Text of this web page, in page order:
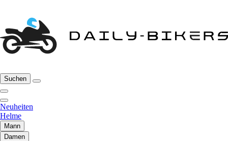
Suchen
Neuheiten
Helme
Mann
Damen